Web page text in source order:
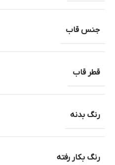
جنس قاب
قطر قاب
رنگ بدنه
رنگ بکار رفته